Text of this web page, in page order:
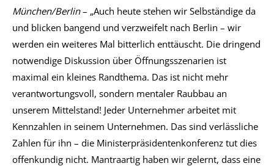
München/Berlin– „Auch heute stehen wir Selbständige da
und blicken bangend und verzweifelt nach Berlin – wir
werden ein weiteres Mal bitterlich enttäuscht. Die dringend
notwendige Diskussion über Öffnungsszenarien ist
maximal ein kleines Randthema. Das ist nicht mehr
verantwortungsvoll, sondern mentaler Raubbau an
unserem Mittelstand! Jeder Unternehmer arbeitet mit
Kennzahlen in seinem Unternehmen. Das sind verlässliche
Zahlen für ihn – die Ministerpräsidentenkonferenz tut dies
offenkundig nicht. Mantraartig haben wir gelernt, dass eine